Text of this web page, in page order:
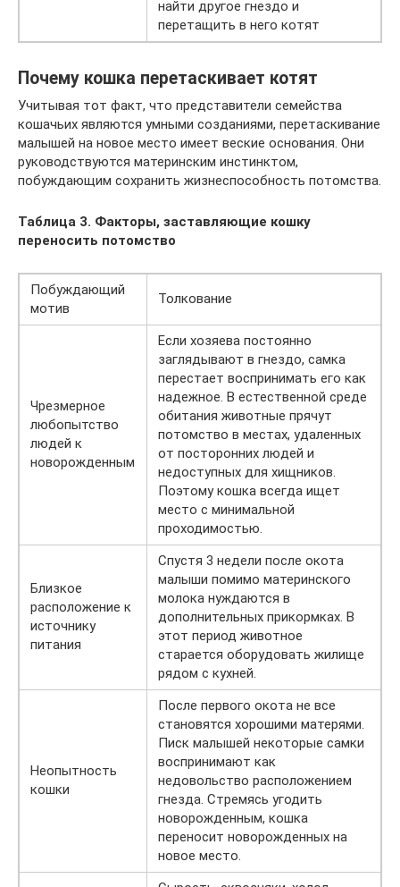
найти другое гнездо и
перетащить в него котят
Почему кошка перетаскивает котят
Учитывая тот факт, что представители семейства
кошачьих являются умными созданиями, перетаскивание
малышей на новое место имеет веские основания. Они
руководствуются материнским инстинктом,
побуждающим сохранить жизнеспособность потомства.
Таблица 3. Факторы, заставляющие кошку
переносить потомство
Побуждающий
мотив
Толкование
Чрезмерное
любопытство
людей к
новорожденным
Если хозяева постоянно
заглядывают в гнездо, самка
перестает воспринимать его как
надежное. В естественной среде
обитания животные прячут
потомство в местах, удаленных
от посторонних людей и
недоступных для хищников.
Поэтому кошка всегда ищет
место с минимальной
проходимостью.
Близкое
расположение к
источнику
питания
Спустя 3 недели после окота
малыши помимо материнского
молока нуждаются в
дополнительных прикормках. В
этот период животное
старается оборудовать жилище
рядом с кухней.
Неопытность
кошки
После первого окота не все
становятся хорошими матерями.
Писк малышей некоторые самки
воспринимают как
недовольство расположением
гнезда. Стремясь угодить
новорожденным, кошка
переносит новорожденных на
новое место.